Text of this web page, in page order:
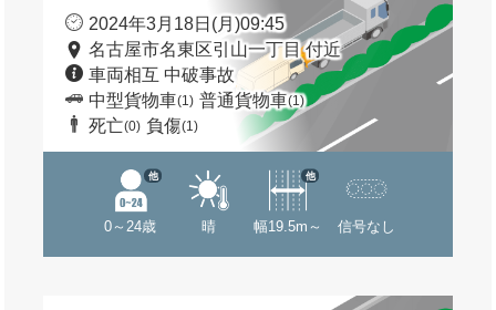
2024年3月18日(月)09:45
名古屋市名東区引山一丁目 付近
車両相互 中破事故
中型貨物車(1) 普通貨物車(1)
死亡(0) 負傷(1)
0～24歳
他
晴 幅19.5m～
他
信号なし